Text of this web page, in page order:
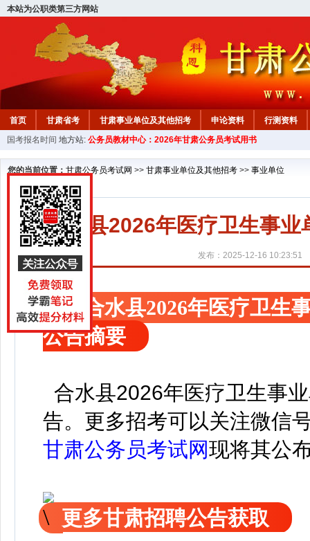
本站为公职类第三方网站
首页 甘肃省考 甘肃事业单位及其他招考 申论资料
行测资料
国考报名时间 地方站: 公务员教材中心：2026年甘肃公务员考试用书
您的当前位置： 甘肃公务员考试网 >> 甘肃事业单位及其他招考 >> 事业单位
合水县2026年医疗卫生事
发布：2025-12-16 10:23:51
合水县2026年医疗卫生
公告摘要
合水县2026年医疗卫生事
告。 更多招考可以关注微信
甘肃公务员考试网现将其公
更多甘肃招聘公告获取